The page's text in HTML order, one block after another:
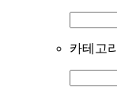
카테고리